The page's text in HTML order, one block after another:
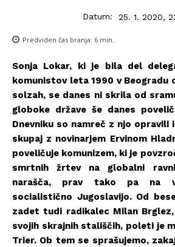
Datum: 25. 1. 2020,
Predviden čas branja: 6 min.
Sonja Lokar, ki je bila del
komunistov leta 1990 v Beogradu
solzah, se danes ni skrila od
globoke države še danes
Dnevniku so namreč z njo opravili
skupaj z novinarjem Ervinom
poveličuje komunizem, ki je
smrtnih žrtev na globalni
narašča, prav tako pa na
socialistično Jugoslavijo. Od
zadet tudi radikalec Milan
svojih skrajnih stališčih, poleti je
Trier. Ob tem se sprašujemo,